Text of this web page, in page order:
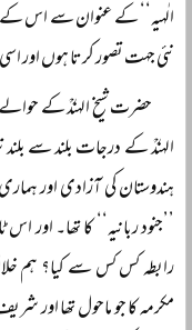
الٰہیہ‘‘ کے عنوان سے اس کے
نئی جہت تصور کرتا ہوں اور
حضرت شیخ الہندؒ کے
الہندؒ کے درجات بلند سے بلند
ہندوستان کی آزادی اور
’’جنود ربانیہ‘‘ کا تھا۔
رابطہ کس کس سے کیا؟ ہم
مکرمہ کا جو ماحول تھا اور